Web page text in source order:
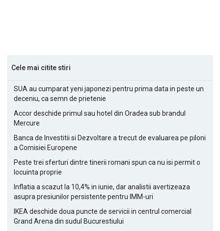
Cele mai citite stiri
SUA au cumparat yeni japonezi pentru prima data in peste un
deceniu, ca semn de prietenie
Accor deschide primul sau hotel din Oradea sub brandul
Mercure
Banca de Investitii si Dezvoltare a trecut de evaluarea pe piloni
a Comisiei Europene
Peste trei sferturi dintre tinerii romani spun ca nu isi permit o
locuinta proprie
Inflatia a scazut la 10,4% in iunie, dar analistii avertizeaza
asupra presiunilor persistente pentru IMM-uri
IKEA deschide doua puncte de servicii in centrul comercial
Grand Arena din sudul Bucurestiului